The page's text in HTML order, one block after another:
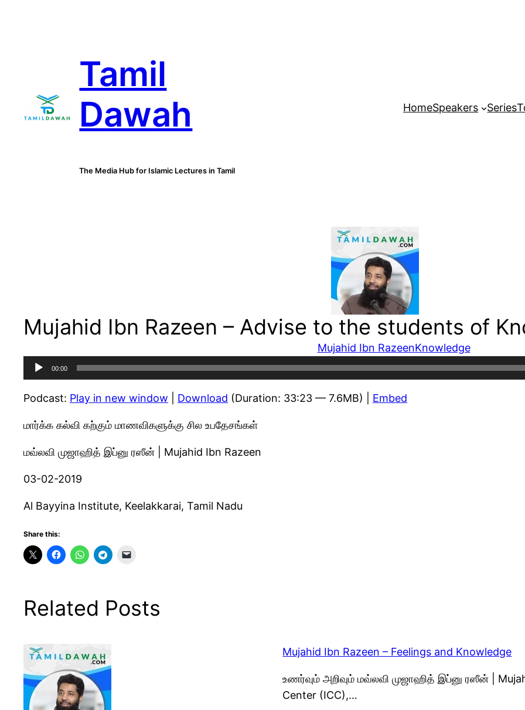
Tamil
Dawah
The Media Hub for Islamic Lectures in Tamil
HomeSpeakers Series
Mujahid Ibn Razeen – Advise to the students of
Mujahid Ibn RazeenKnowledge
Audio
Player
00:00
Podcast: Play in new window Download (Duration: 33:23 — 7.6MB) | Embed
மார்க்க கல்வி கற்கும் மாணவிகளுக்கு சில உபதேசங்கள்
மவ்லவி முஜாஹித் இப்னு ரஸீன் | Mujahid Ibn Razeen
03-02-2019
Al Bayyina Institute, Keelakkarai, Tamil Nadu
Share this:
Related Posts
Mujahid Ibn Razeen – Feelings and Knowledge
உணர்வும் அறிவும் மவ்லவி முஜாஹித் இப்னு ரஸீன் |
Center (ICC),…